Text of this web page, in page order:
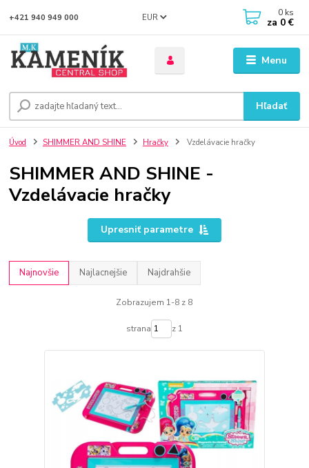
Menu
EUR
Hľadať
+421 940 949 000 0 ks
za 0 €
Úvod SHIMMER AND SHINE Hračky Vzdelávacie hračky
SHIMMER AND SHINE -
Vzdelávacie hračky
Upresniť parametre
Najnovšie Najlacnejšie Najdrahšie
Zobrazujem 1-8 z 8
strana z 1